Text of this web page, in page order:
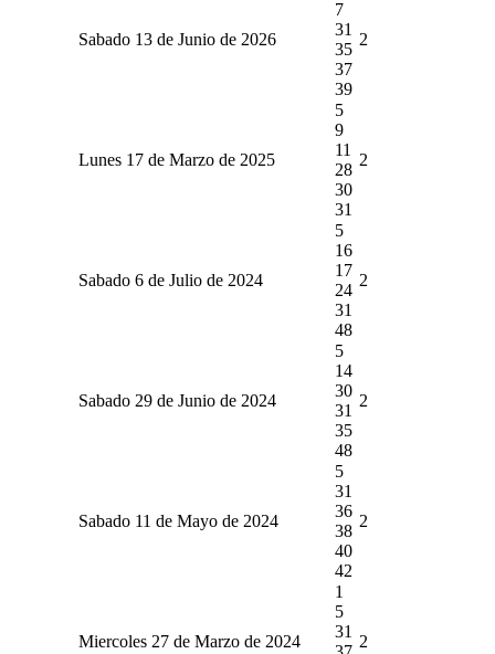
Sabado 13 de Junio de 2026
7
31
35
37
39
2
Lunes 17 de Marzo de 2025
5
9
11
28
30
31
2
Sabado 6 de Julio de 2024
5
16
17
24
31
48
2
Sabado 29 de Junio de 2024
5
14
30
31
35
48
2
Sabado 11 de Mayo de 2024
5
31
36
38
40
42
2
Miercoles 27 de Marzo de 2024
1
5
31
2